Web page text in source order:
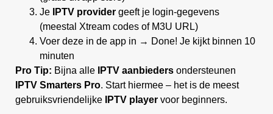
Je
IPTV provider geeft je login-gegevens
(meestal Xtream codes of M3U URL)
Voer deze in de app in → Done! Je kijkt binnen 10
minuten
Pro Tip: Bijna alle IPTV aanbieders ondersteunen
IPTV Smarters Pro. Start hiermee – het is de meest
gebruiksvriendelijke
IPTV player voor beginners.